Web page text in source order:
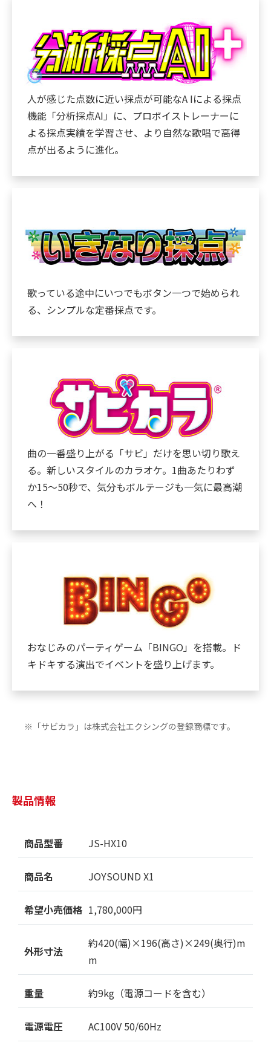
人が感じた点数に近い採点が可能なA Iによる採点
機能「分析採点AI」に、プロボイストレーナーに
よる採点実績を学習させ、より自然な歌唱で高得
点が出るように進化。
歌っている途中にいつでもボタン一つで始められ
る、シンプルな定番採点です。
曲の一番盛り上がる「サビ」だけを思い切り歌え
る。新しいスタイルのカラオケ。1曲あたりわず
か15～50秒で、気分もボルテージも一気に最高潮
へ！
おなじみのパーティゲーム「BINGO」を搭載。ド
キドキする演出でイベントを盛り上げます。
※「サビカラ」は株式会社エクシングの登録商標です。
製品情報
商品型番 JS-HX10
商品名 JOYSOUND X1
希望小売価格 1,780,000円
外形寸法
約420(幅)×196(高さ)×249(奥行)m
m
重量 約9kg（電源コードを含む）
電源電圧 AC100V 50/60Hz